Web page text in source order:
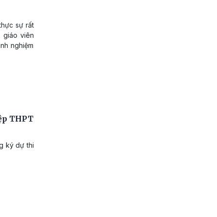
sự rất
giáo viên
nghiệm
THPT
ký dự thi